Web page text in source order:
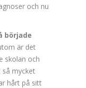
och nu
började
är det
skolan och
så mycket
hårt på sitt